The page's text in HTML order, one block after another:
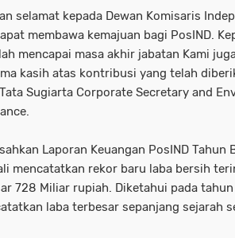
selamat kepada Dewan Komisaris
membawa kemajuan bagi PosIND.
mencapai masa akhir jabatan Kami
kasih atas kontribusi yang telah
Sugiarta Corporate Secretary and
Laporan Keuangan PosIND Tahun
mencatatkan rekor baru laba bersih
728 Miliar rupiah. Diketahui pada
laba terbesar sepanjang sejarah